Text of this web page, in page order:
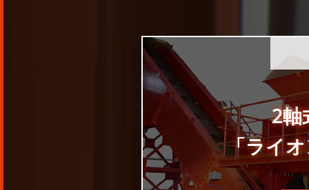
2軸
「ライ